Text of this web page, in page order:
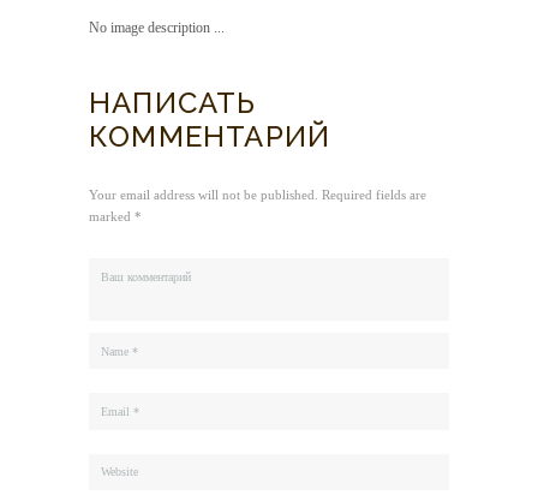
No image description ...
НАПИСАТЬ
КОММЕНТАРИЙ
Your email address will not be published. Required fields are
marked *